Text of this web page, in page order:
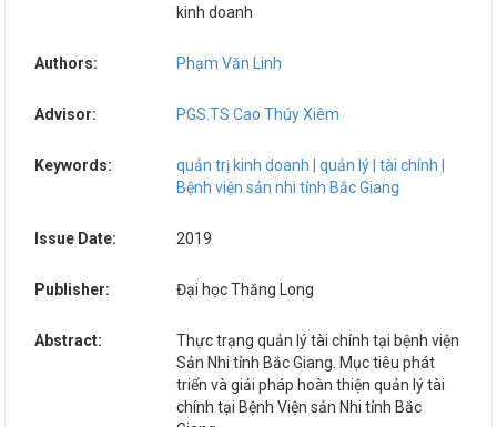
kinh doanh
Authors: Phạm Văn Linh
Advisor: PGS.TS Cao Thúy Xiêm
Keywords:
quản trị kinh doanh | quản lý | tài chính |
Bệnh viện sản nhi tỉnh Bắc Giang
Issue Date: 2019
Publisher: Đại học Thăng Long
Abstract:
Thực trạng quản lý tài chính tại bệnh viện
Sản Nhi tỉnh Bắc Giang. Mục tiêu phát
triển và giải pháp hoàn thiện quản lý tài
chính tại Bệnh Viện sản Nhi tỉnh Bắc